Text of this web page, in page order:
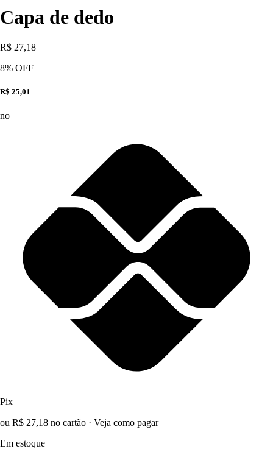
Capa de dedo
R$ 27,18
8% OFF
R$ 25,01
no
Pix
ou R$ 27,18 no cartão · Veja como pagar
Em estoque